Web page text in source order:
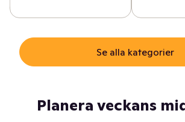
Se alla kategorier
Planera veckans